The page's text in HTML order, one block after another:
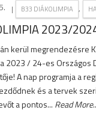
| B33 DIÁKOLIMPIA ,
2023/
kerül megrendezésre
2023 / 24-es Országos
A nap programja a
és a tervek
a pontos... Read More